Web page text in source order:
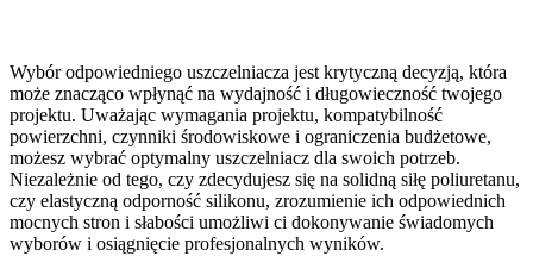
Wybór odpowiedniego uszczelniacza jest krytyczną decyzją, która
może znacząco wpłynąć na wydajność i długowieczność twojego
projektu. Uważając wymagania projektu, kompatybilność
powierzchni, czynniki środowiskowe i ograniczenia budżetowe,
możesz wybrać optymalny uszczelniacz dla swoich potrzeb.
Niezależnie od tego, czy zdecydujesz się na solidną siłę poliuretanu,
czy elastyczną odporność silikonu, zrozumienie ich odpowiednich
mocnych stron i słabości umożliwi ci dokonywanie świadomych
wyborów i osiągnięcie profesjonalnych wyników.